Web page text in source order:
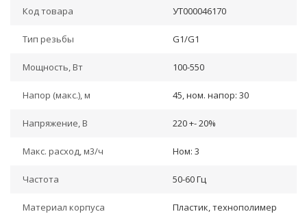
Код товара УТ000046170
Тип резьбы G1/G1
Мощность, Вт 100-550
Напор (макс.), м 45, ном. напор: 30
Напряжение, В 220 +- 20%
Макс. расход, м3/ч Ном: 3
Частота 50-60 Гц
Материал корпуса Пластик, технополимер